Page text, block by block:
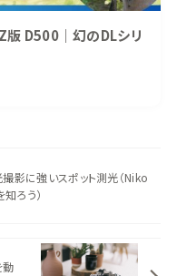
版 D500｜幻のDLシリ
撮影に強いスポット測光（Niko
ろう）
動